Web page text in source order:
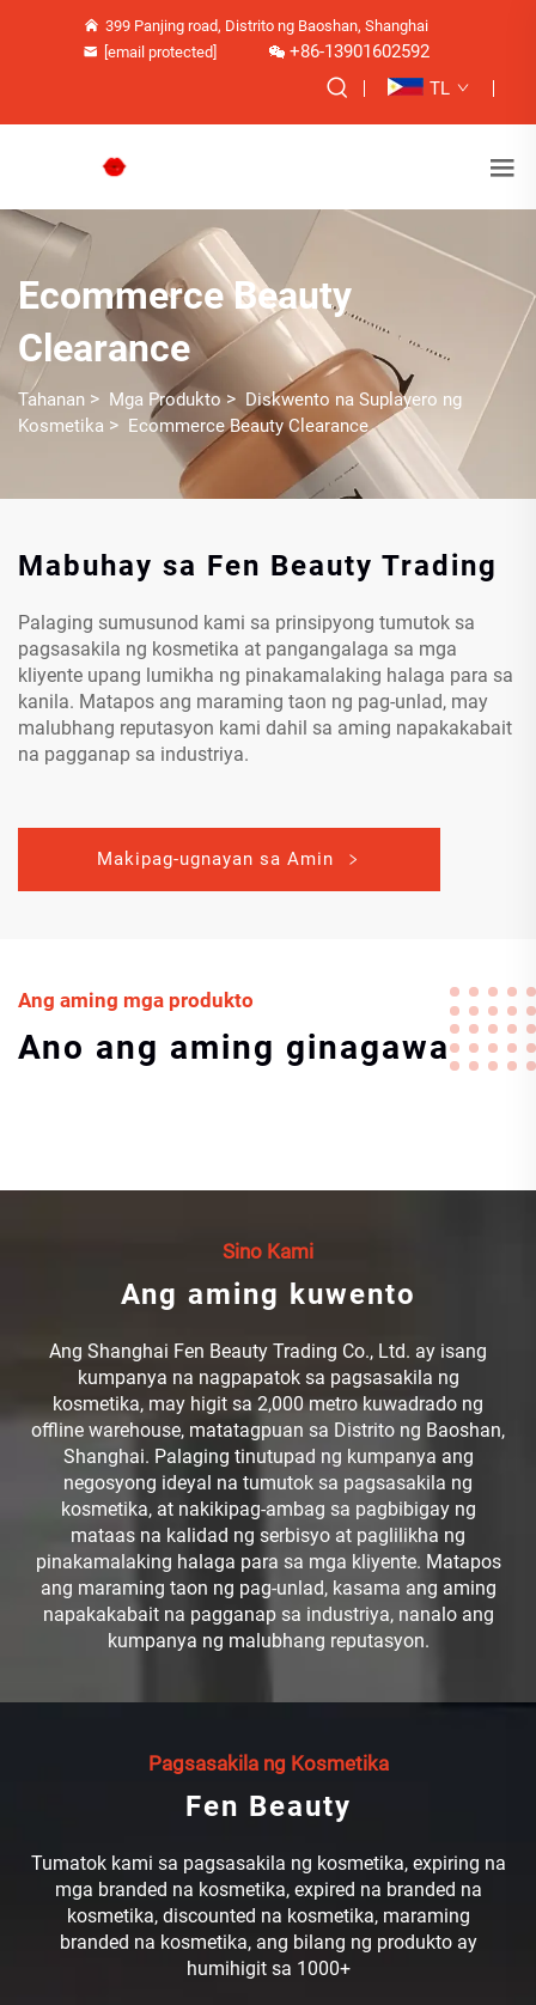
399 Panjing road, Distrito ng Baoshan, Shanghai
[email protected]
+86-13901602592
TL
Ecommerce Beauty
Clearance
Tahanan > Mga Produkto > Diskwento na Suplayero ng
Kosmetika > Ecommerce Beauty Clearance
Mabuhay sa Fen Beauty Trading
Palaging sumusunod kami sa prinsipyong tumutok sa
pagsasakila ng kosmetika at pangangalaga sa mga
kliyente upang lumikha ng pinakamalaking halaga para sa
kanila. Matapos ang maraming taon ng pag-unlad, may
malubhang reputasyon kami dahil sa aming napakakabait
na pagganap sa industriya.
Makipag-ugnayan sa Amin
Ang aming mga produkto
Ano ang aming ginagawa
Sino Kami
Ang aming kuwento
Ang Shanghai Fen Beauty Trading Co., Ltd. ay isang
kumpanya na nagpapatok sa pagsasakila ng
kosmetika, may higit sa 2,000 metro kuwadrado ng
offline warehouse, matatagpuan sa Distrito ng Baoshan,
Shanghai. Palaging tinutupad ng kumpanya ang
negosyong ideyal na tumutok sa pagsasakila ng
kosmetika, at nakikipag-ambag sa pagbibigay ng
mataas na kalidad ng serbisyo at paglilikha ng
pinakamalaking halaga para sa mga kliyente. Matapos
ang maraming taon ng pag-unlad, kasama ang aming
napakakabait na pagganap sa industriya, nanalo ang
kumpanya ng malubhang reputasyon.
Pagsasakila ng Kosmetika
Fen Beauty
Tumatok kami sa pagsasakila ng kosmetika, expiring na
mga branded na kosmetika, expired na branded na
kosmetika, discounted na kosmetika, maraming
branded na kosmetika, ang bilang ng produkto ay
humihigit sa 1000+